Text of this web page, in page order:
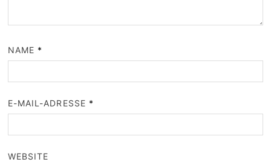
NAME *
E-MAIL-ADRESSE *
WEBSITE